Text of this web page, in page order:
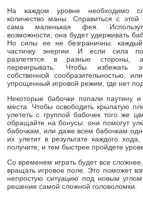
На каждом уровне необходимо
количество маны. Справиться с
сама маленькая фея.
возможности, она будет удерживать
Но силы ее не безграничны:
частичку энергии. И если сила
разлетятся в разные стороны,
переигрывать. Чтобы избежать
собственной сообразительностью,
упрощенный игровой режим, где нет
Некоторые бабочки попали паутину
места. Чтобы освободить крылатую
улететь с группой бабочек того же
обращайте на бонусы: они помогут
бабочкам, или даже всем бабочкам
их улетит в результате каждого
получите, и тем быстрее пройдете
Со временем играть будет все
вращать игровое поле. Это поможет
непростую ситуацию под новым
решение самой сложной головоломки.